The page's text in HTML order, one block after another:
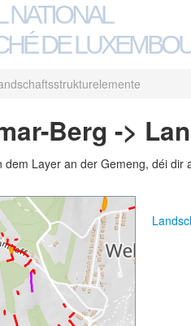
NATIONAL
DE
Berg ->
Layer an der Gemeng, déi